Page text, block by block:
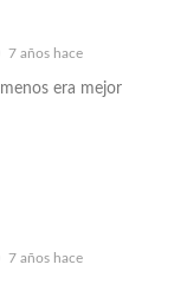
7 años hace
era mejor
7 años hace